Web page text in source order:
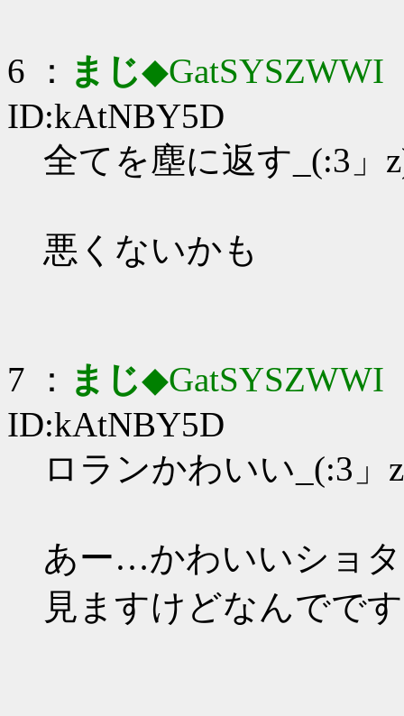
6 ： まじ◆GatSYSZWWI
ID:kAtNBY5D
全てを塵に返す_(:3」
悪くないかも
7 ： まじ◆GatSYSZWWI
ID:kAtNBY5D
ロランかわいい_(:3」
あー…かわいいショ
見ますけどなんでで